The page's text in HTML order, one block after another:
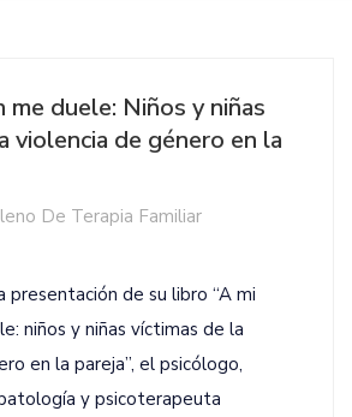
me duele: Niños y niñas
violencia de género en la
De Terapia Familiar
presentación de su libro “A mi
niños y niñas víctimas de la
en la pareja”, el psicólogo,
y psicoterapeuta